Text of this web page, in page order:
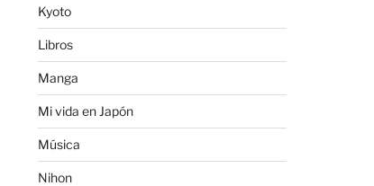
Kyoto
Libros
Manga
Mi vida en Japón
Música
Nihon